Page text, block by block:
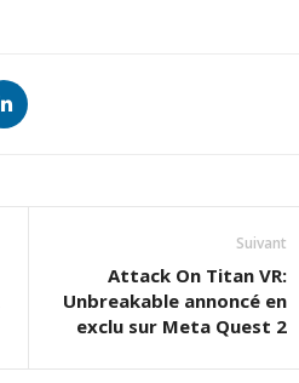
Suivant
Attack On Titan VR:
Unbreakable annoncé en
exclu sur Meta Quest 2